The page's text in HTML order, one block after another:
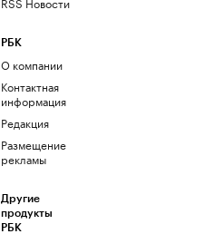
РБК
О компании
Контактная
информация
Редакция
Размещение
рекламы
Другие
продукты
РБК